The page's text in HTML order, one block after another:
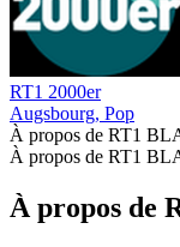
RT1 2000er
Augsbourg, Pop
À propos de RT1
À propos de RT1
À propos de